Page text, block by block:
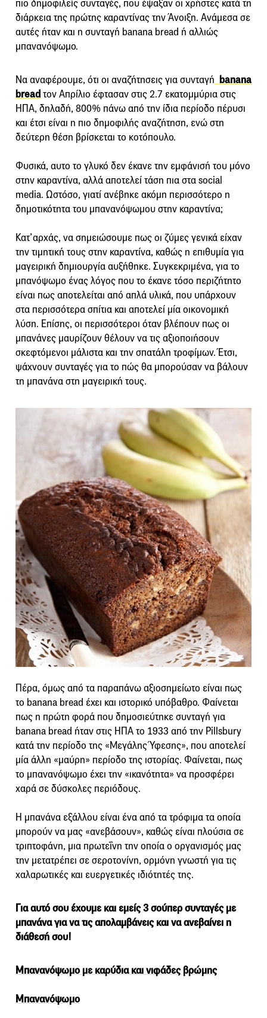
πιο δημοφιλείς συνταγές, που έψαξαν οι χρήστες κατά τη
διάρκεια της πρώτης καραντίνας την Άνοιξη. Ανάμεσα σε
αυτές ήταν και η συνταγή banana bread ή αλλιώς
μπανανόψωμο.
Nα αναφέρουμε, ότι οι αναζήτησεις για συνταγή banana
breadτον Απρίλιο έφτασαν στις 2.7 εκατομμύρια στις
ΗΠΑ, δηλαδή, 800% πάνω από την ίδια περίοδο πέρυσι
και έτσι είναι η πιο δημοφιλής αναζήτηση, ενώ στη
δεύτερη θέση βρίσκεται το κοτόπουλο.
Φυσικά, αυτο το γλυκό δεν έκανε την εμφάνισή του μόνο
στην καραντίνα, αλλά αποτελεί τάση πια στα social
media. Ωστόσο, γιατί ανέβηκε ακόμη περισσότερο η
δημοτικότητα του μπανανόψωμου στην καραντίνα;
Κατ’αρχάς, να σημειώσουμε πως οι ζύμες γενικά είχαν
την τιμητική τους στην καραντίνα, καθώς η επιθυμία για
μαγειρική δημιουργία αυξήθηκε. Συγκεκριμένα, για το
μπανόψωμο ένας λόγος που το έκανε τόσο περιζήτητο
είναι πως αποτελείται από απλά υλικά, που υπάρχουν
στα περισσότερα σπίτια και αποτελεί μία οικονομική
λύση. Επίσης, οι περισσότεροι όταν βλέπουν πως οι
μπανάνες μαυρίζουν θέλουν να τις αξιοποιήσουν
σκεφτόμενοι μάλιστα και την σπατάλη τροφίμων. Έτσι,
ψάχνουν συνταγές για το πώς θα μπορούσαν να βάλουν
τη μπανάνα στη μαγειρική τους.
Πέρα, όμως από τα παραπάνω αξιοσημείωτο είναι πως
το banana bread έχει και ιστορικό υπόβαθρο. Φαίνεται
πως η πρώτη φορά που δημοσιεύτηκε συνταγή για
banana bread ήταν στις ΗΠΑ το 1933 από την Pillsbury
κατά την περίοδο της «Μεγάλης Ύφεσης», που αποτελεί
μία άλλη «μαύρη» περίοδο της ιστορίας. Φαίνεται, πως
το μπανανόψωμο έχει την «ικανότητα» να προσφέρει
χαρά σε δύσκολες περιόδους.
H μπανάνα εξάλλου είναι ένα από τα τρόφιμα τα οποία
μπορούν να μας «ανεβάσουν», καθώς είναι πλούσια σε
τριπτοφάνη, μια πρωτεΐνη την οποία ο οργανισμός μας
την μετατρέπει σε σεροτονίνη, ορμόνη γνωστή για τις
χαλαρωτικές και ευεργετικές ιδιότητές της.
Για αυτό σου έχουμε και εμείς 3 σούπερ συνταγές με
μπανάνα για να τις απολαμβάνεις και να ανεβαίνει η
διάθεσή σου!
Μπανανόψωμο με καρύδια και νιφάδες βρώμης
Μπανανόψωμο